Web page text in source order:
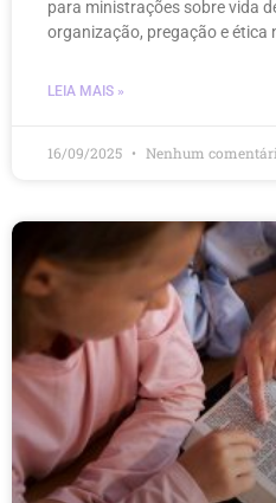
para ministrações sobre vida
organização, pregação e ética
LEIA MAIS »
16/09/2025 Nenhum